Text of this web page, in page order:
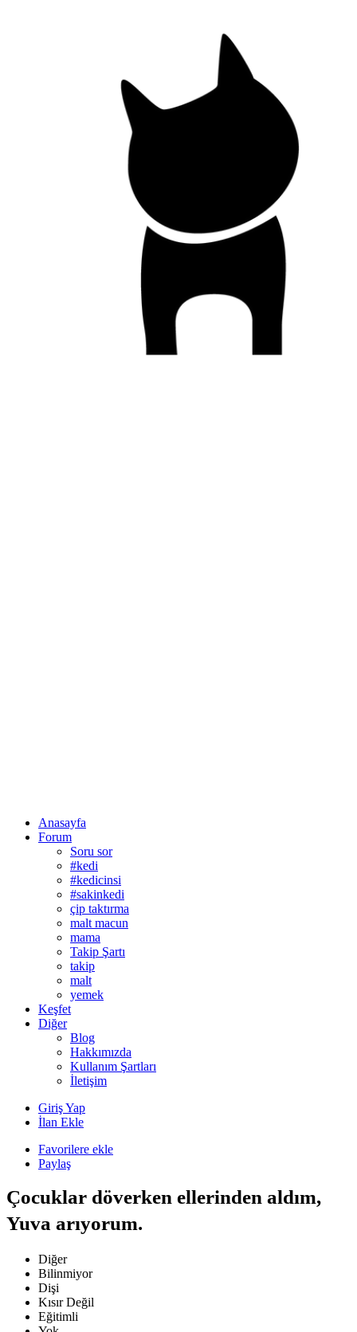
Anasayfa
Forum
Soru sor
#kedi
#kedicinsi
#sakinkedi
çip taktırma
malt macun
mama
Takip Şartı
takip
malt
yemek
Keşfet
Diğer
Blog
Hakkımızda
Kullanım Şartları
İletişim
Giriş Yap
İlan Ekle
Favorilere ekle
Paylaş
Çocuklar döverken ellerinden aldım,
Yuva arıyorum.
Diğer
Bilinmiyor
Dişi
Kısır Değil
Eğitimli